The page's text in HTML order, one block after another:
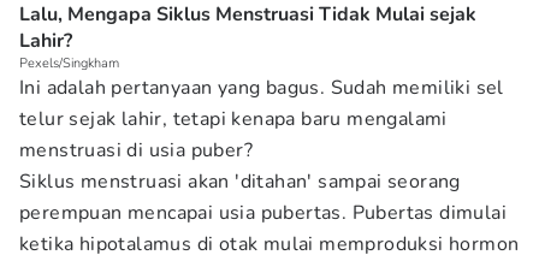
Lalu, Mengapa Siklus Menstruasi Tidak Mulai sejak
Lahir?
Pexels/Singkham
Ini adalah pertanyaan yang bagus. Sudah memiliki sel
telur sejak lahir, tetapi kenapa baru mengalami
menstruasi di usia puber?
Siklus menstruasi akan 'ditahan' sampai seorang
perempuan mencapai usia pubertas. Pubertas dimulai
ketika hipotalamus di otak mulai memproduksi hormon